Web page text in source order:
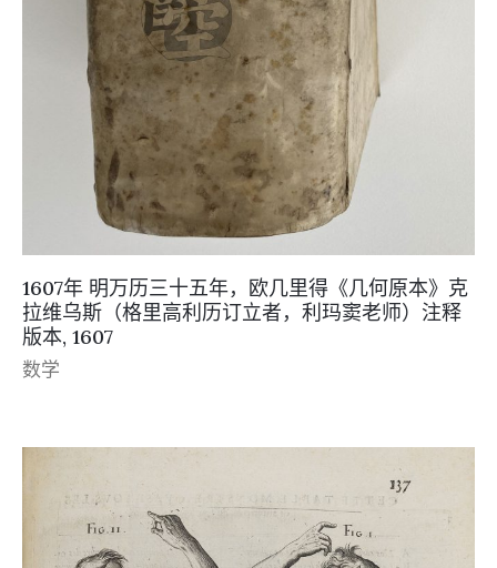
1607年 明万历三十五年，欧几里得《几何原本》克
拉维乌斯（格里高利历订立者，利玛窦老师）注释
版本, 1607
数学